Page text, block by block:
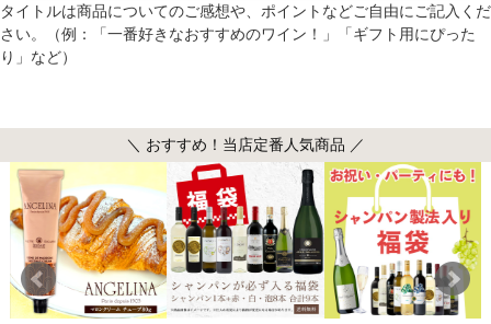
タイトルは商品についてのご感想や、ポイントなどご自由にご記入くだ
さい。（例：「一番好きなおすすめのワイン！」「ギフト用にぴった
り」など）
＼ おすすめ！当店定番人気商品 ／